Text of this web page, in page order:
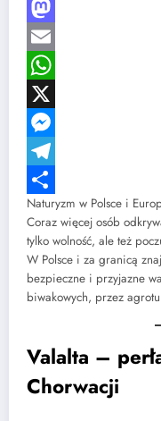
Facebook
Mastodon
Email
WhatsApp
X
Messenger
Telegram
Share
Naturyzm w Polsce i
Coraz więcej osób
tylko wolność, ale też
W Polsce i za granicą
bezpieczne i przyjazne
biwakowych, przez
Valalta –
Chorwacji